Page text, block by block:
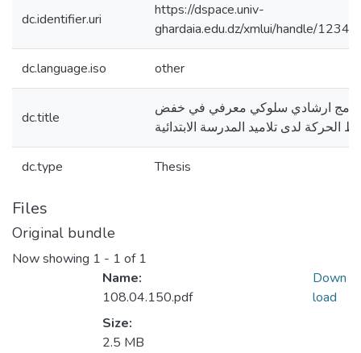
dc.identifier.uri
https://dspace.univ-
ghardaia.edu.dz/xmlui/handle/
dc.language.iso other
dc.title
ارشادي سلوكي معرفي في خفض
الحركة لدى تلاميد المدرسة الابتدائية
dc.type Thesis
Files
Original bundle
Now showing 1 - 1 of 1
Name:
108.04.150.pdf
Size:
2.5 MB
Down
load